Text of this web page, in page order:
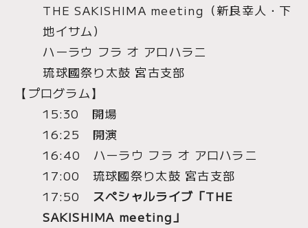
THE SAKISHIMA meeting（新良幸人・下
地イサム）
ハーラウ フラ オ アロハラニ
琉球國祭り太鼓 宮古支部
【プログラム】
15:30 開場
16:25 開演
16:40 ハーラウ フラ オ アロハラニ
17:00 琉球國祭り太鼓 宮古支部
17:50 スペシャルライブ「THE
SAKISHIMA meeting」